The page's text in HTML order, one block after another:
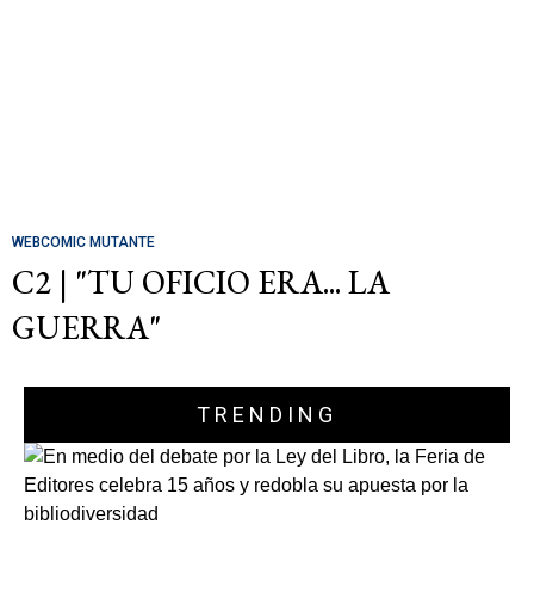
WEBCOMIC MUTANTE
C2 | "TU OFICIO ERA... LA
GUERRA"
TRENDING